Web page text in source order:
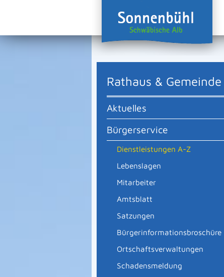
Rathaus & Gemeinde
Aktuelles
Bürgerservice
Dienstleistungen A-Z
Lebenslagen
Mitarbeiter
Amtsblatt
Satzungen
Bürgerinformationsbroschüre
Ortschaftsverwaltungen
Schadensmeldung